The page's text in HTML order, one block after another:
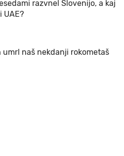
razvnel Slovenijo, a kaj
UAE?
umrl naš nekdanji rokometaš